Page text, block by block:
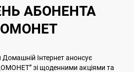
АБОНЕНТА
Інтернет анонсує
зі щоденними акціями та